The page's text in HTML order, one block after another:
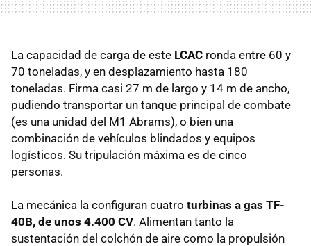
La capacidad de carga de este LCAC ronda entre 60 y
70 toneladas, y en desplazamiento hasta 180
toneladas. Firma casi 27 m de largo y 14 m de ancho,
pudiendo transportar un tanque principal de combate
(es una unidad del M1 Abrams), o bien una
combinación de vehículos blindados y equipos
logísticos. Su tripulación máxima es de cinco
personas.
La mecánica la configuran cuatro turbinas a gas TF-
40B, de unos 4.400 CV. Alimentan tanto la
sustentación del colchón de aire como la propulsión